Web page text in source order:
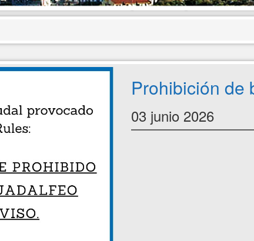
Prohibición de
03 junio 2026